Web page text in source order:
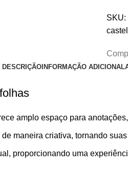
SKU:
DESCRIÇÃO INFORMAÇÃO ADICIONAL
amplo espaço para
maneira criativa, tornando
proporcionando uma